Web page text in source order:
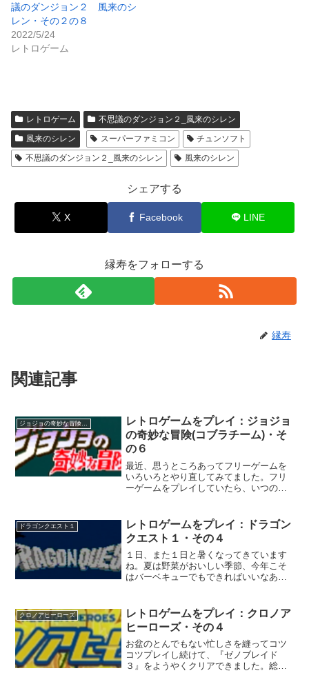
議のダンジョン２ 風来のシ
レン・その２の８
2022/5/24
レトロゲーム
レトロゲーム
不思議のダンジョン２_風来のシレン
風来のシレン
スーパーファミコン
チュンソフト
不思議のダンジョン２_風来のシレン
風来のシレン
シェアする
X Facebook LINE
縁寿をフォローする
縁寿
関連記事
レトロゲームをプレイ：ジョジョ
の奇妙な冒険(コブラチーム)・そ
の６
最近、思うところあってフリーゲームを
いろいろとやり直してみてました。フリ
ーゲームをプレイしていたら、いつの間
ましたね。なぜか新作のアイデアがスラ
スラ出てきて、新規プロジ...
ドラゴンクエスト１
レトロゲームをプレイ：ドラゴン
クエスト１・その４
１日、また１日と暑くなってきています
ね。夏は野菜がおいしい季節、今年こそ
はバーベキューでもできればいいなあ。
ある『マイラのむら』まで遠征しに来ま
した。そろそろ新しい...
クロノアヒーローズ
レトロゲームをプレイ：クロノア
ヒーローズ・その４
お盆のとんでもない忙しさを縫ってコツ
コツプレイし続けて、『ゼノブレイド
３』をようやくクリアできました。総プ